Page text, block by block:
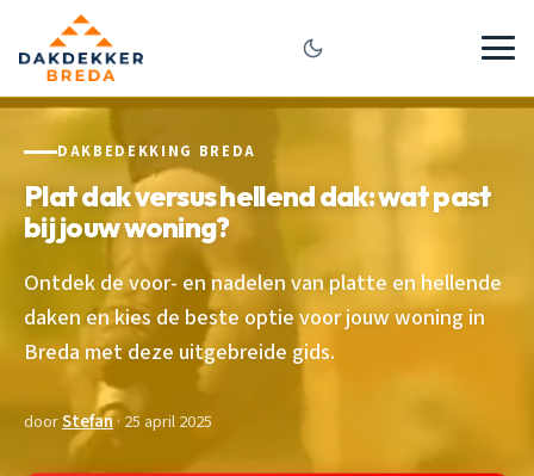
DAKBEDEKKING BREDA
Plat dak versus hellend dak: wat past
bij jouw woning?
Ontdek de voor- en nadelen van platte en hellende
daken en kies de beste optie voor jouw woning in
Breda met deze uitgebreide gids.
doorStefan· 25 april 2025